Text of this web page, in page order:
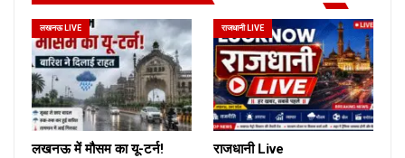
लखनऊ LIVE
लखनऊ में मौसम का यू-टर्न!
राजधानी LIVE
राजधानी Live